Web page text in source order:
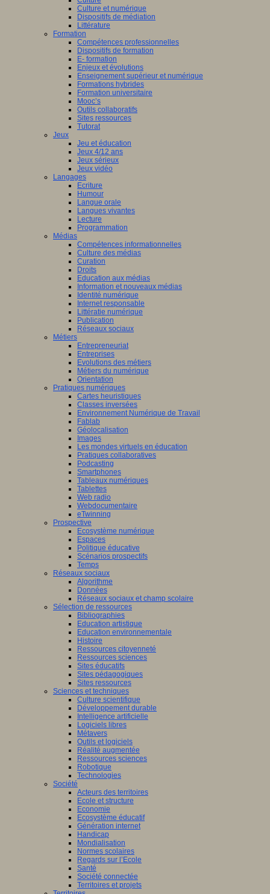
Culture et numérique
Dispositifs de médiation
Littérature
Formation
Compétences professionnelles
Dispositifs de formation
E- formation
Enjeux et évolutions
Enseignement supérieur et numérique
Formations hybrides
Formation universitaire
Mooc’s
Outils collaboratifs
Sites ressources
Tutorat
Jeux
Jeu et éducation
Jeux 4/12 ans
Jeux sérieux
Jeux vidéo
Langages
Ecriture
Humour
Langue orale
Langues vivantes
Lecture
Programmation
Médias
Compétences informationnelles
Culture des médias
Curation
Droits
Education aux médias
Information et nouveaux médias
Identité numérique
Internet responsable
Littératie numérique
Publication
Réseaux sociaux
Métiers
Entrepreneuriat
Entreprises
Evolutions des métiers
Métiers du numérique
Orientation
Pratiques numériques
Cartes heuristiques
Classes inversées
Environnement Numérique de Travail
Fablab
Géolocalisation
Images
Les mondes virtuels en éducation
Pratiques collaboratives
Podcasting
Smartphones
Tableaux numériques
Tablettes
Web radio
Webdocumentaire
eTwinning
Prospective
Ecosystème numérique
Espaces
Politique éducative
Scénarios prospectifs
Temps
Réseaux sociaux
Algorithme
Données
Réseaux sociaux et champ scolaire
Sélection de ressources
Bibliographies
Education artistique
Education environnementale
Histoire
Ressources citoyenneté
Ressources sciences
Sites éducatifs
Sites pédagogiques
Sites ressources
Sciences et techniques
Culture scientifique
Développement durable
Intelligence artificielle
Logiciels libres
Métavers
Outils et logiciels
Réalité augmentée
Ressources sciences
Robotique
Technologies
Société
Acteurs des territoires
Ecole et structure
Economie
Ecosystème éducatif
Génération internet
Handicap
Mondialisation
Normes scolaires
Regards sur l’Ecole
Santé
Société connectée
Territoires et projets